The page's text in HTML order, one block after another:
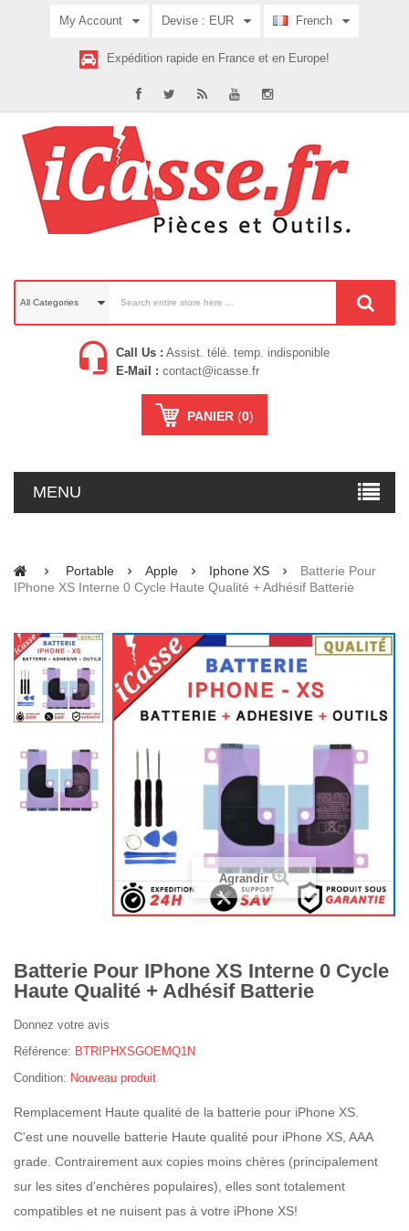
My Account Devise : EUR French
Expédition rapide en France et en Europe!
All Categories
Call Us : Assist. télé. temp. indisponible
E-Mail : contact@icasse.fr
PANIER (0)
MENU
Portable Apple Iphone XS
Batterie Pour
IPhone XS Interne 0 Cycle Haute Qualité + Adhésif Batterie
Agrandir
Batterie Pour IPhone XS Interne 0 Cycle
Haute Qualité + Adhésif Batterie
Donnez votre avis
Référence: BTRIPHXSGOEMQ1N
Condition: Nouveau produit
Remplacement Haute qualité de la batterie pour iPhone XS.
C'est une nouvelle batterie Haute qualité pour iPhone XS, AAA
grade. Contrairement aux copies moins chères (principalement
sur les sites d'enchères populaires), elles sont totalement
compatibles et ne nuisent pas à votre iPhone XS!